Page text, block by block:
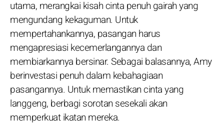
utama, merangkai kisah cinta penuh gairah yang
mengundang kekaguman. Untuk
mempertahankannya, pasangan harus
mengapresiasi kecemerlangannya dan
membiarkannya bersinar. Sebagai balasannya, Amy
berinvestasi penuh dalam kebahagiaan
pasangannya. Untuk memastikan cinta yang
langgeng, berbagi sorotan sesekali akan
memperkuat ikatan mereka.